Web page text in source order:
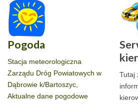
Pogoda
Stacja meteorologiczna
Zarządu Dróg Powiatowych w
Dąbrowie k/Bartoszyc,
Aktualne dane pogodowe
Tutaj